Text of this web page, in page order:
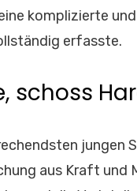
komplizierte
erfasste.
schoss
jungen
aus Kraft und